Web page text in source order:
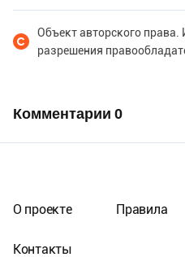
Объект авторского права.
разрешения
Комментарии 0
О проекте Правила
Контакты